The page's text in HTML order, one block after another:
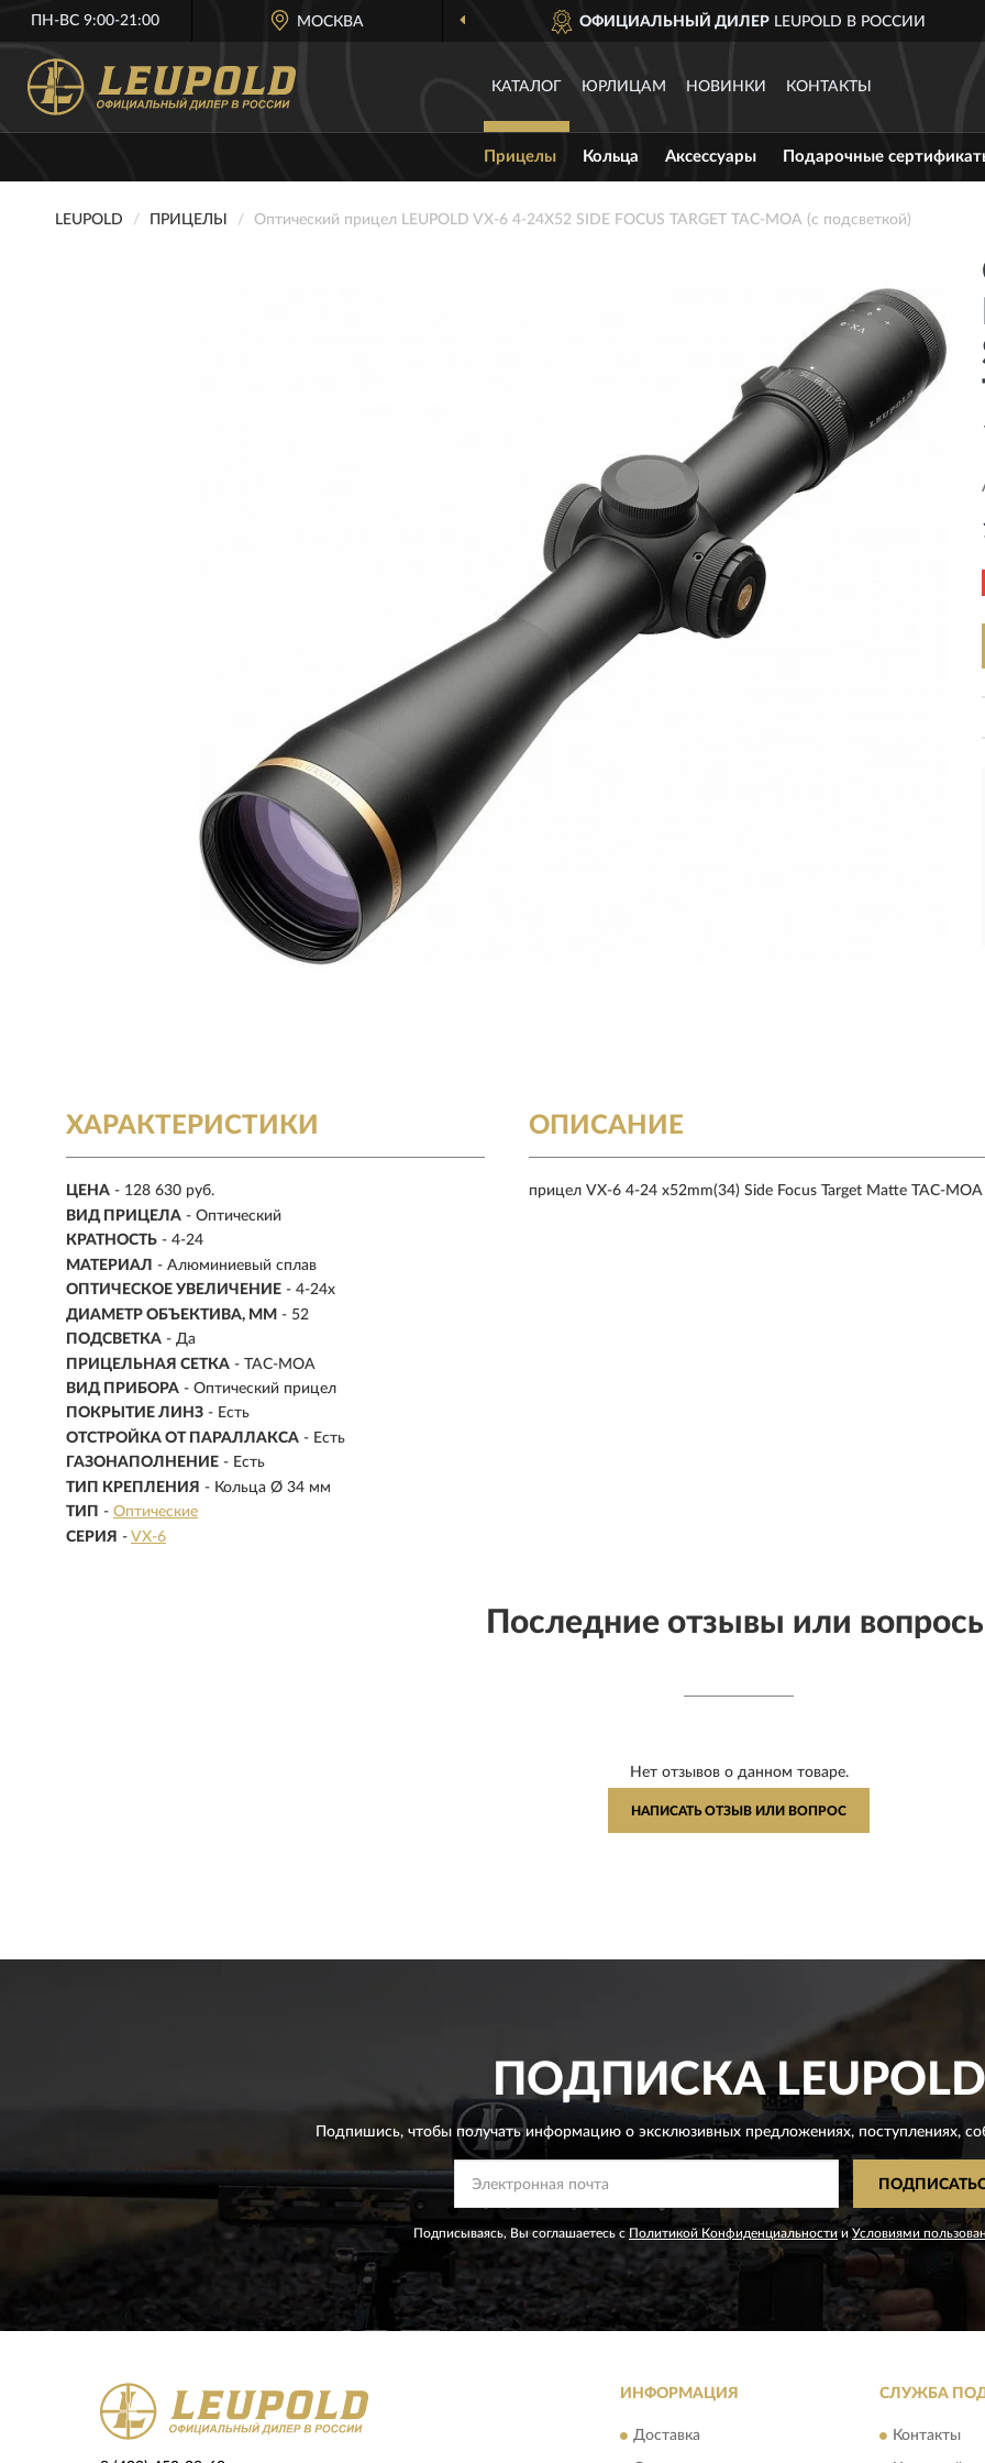
ПН-ВС 9:00-21:00 МОСКВА ОФИЦИАЛЬНЫЙ ДИЛЕР LEUPOLD В РОССИИ
КАТАЛОГ ЮРЛИЦАМ НОВИНКИ КОНТАКТЫ
Прицелы Кольца Аксессуары Подарочные
LEUPOLD ПРИЦЕЛЫ Оптический прицел LEUPOLD VX-6 4-24X52 SIDE FOCUS TARGET TAC-MOA (с подсветкой)
ХАРАКТЕРИСТИКИ
ЦЕНА - 128 630 руб.
ВИД ПРИЦЕЛА - Оптический
КРАТНОСТЬ - 4-24
МАТЕРИАЛ - Алюминиевый сплав
ОПТИЧЕСКОЕ УВЕЛИЧЕНИЕ - 4-24х
ДИАМЕТР ОБЪЕКТИВА, ММ - 52
ПОДСВЕТКА - Да
ПРИЦЕЛЬНАЯ СЕТКА - TAC-MOA
ВИД ПРИБОРА - Оптический прицел
ПОКРЫТИЕ ЛИНЗ - Есть
ОТСТРОЙКА ОТ ПАРАЛЛАКСА - Есть
ГАЗОНАПОЛНЕНИЕ - Есть
ТИП КРЕПЛЕНИЯ - Кольца Ø 34 мм
ТИП - Оптические
СЕРИЯ - VX-6
ОПИСАНИЕ
прицел VX-6 4-24 x52mm(34) Side Focus Target Matte TAC-MOA
Последние отзывы или
Нет отзывов о данном товаре.
НАПИСАТЬ ОТЗЫВ ИЛИ ВОПРОС
ПОДПИСКАLEUPOLD
Подпишись, чтобы получать информацию о эксклюзивных предложениях,поступлениях,
Подписываясь, Вы соглашаетесь с Политикой Конфиденциальности и Условиями
ИНФОРМАЦИЯ
Доставка
СЛУЖБА
Контакты